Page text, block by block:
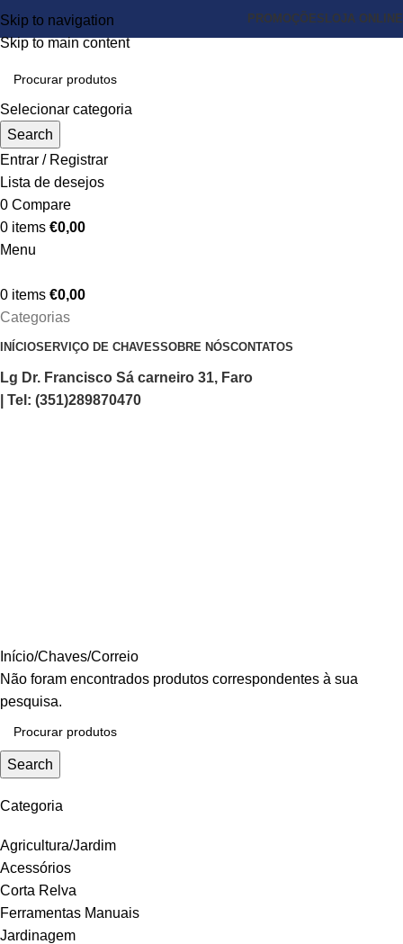
Skip to navigation
Skip to main content
PROMOÇÕES LOJA ONLINE
Selecionar categoria
Search
Entrar / Registrar
Lista de desejos
0 Compare
0 items €0,00
Menu
0 items €0,00
Categorias
INÍCIOSERVIÇO DE CHAVESSOBRE NÓSCONTATOS
Lg Dr. Francisco Sá carneiro 31, Faro
| Tel: (351)289870470
Categoria
Agricultura/Jardim
Acessórios
Corta Relva
Ferramentas Manuais
Jardinagem
Início Chaves Correio
Não foram encontrados produtos correspondentes à sua
pesquisa.
Search